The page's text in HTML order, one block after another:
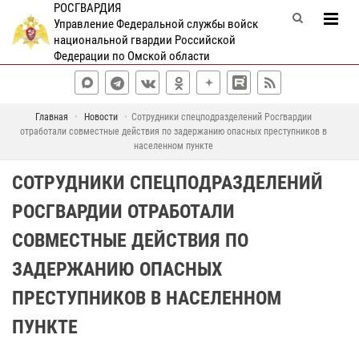
РОСГВАРДИЯ
Управление Федеральной службы войск
национальной гвардии Российской
Федерации по Омской области
Главная Новости
Сотрудники спецподразделений Росгвардии
отработали совместные действия по задержанию опасных преступников в
населенном пункте
СОТРУДНИКИ СПЕЦПОДРАЗДЕЛЕНИЙ
РОСГВАРДИИ ОТРАБОТАЛИ
СОВМЕСТНЫЕ ДЕЙСТВИЯ ПО
ЗАДЕРЖАНИЮ ОПАСНЫХ
ПРЕСТУПНИКОВ В НАСЕЛЕННОМ
ПУНКТЕ